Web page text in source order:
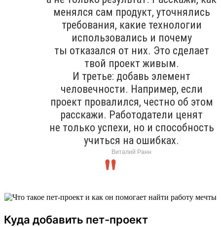
менялся сам продукт, уточнялись
требования, какие технологии
использовались и почему
ты отказался от них. Это сделает
твой проект живым.
И третье: добавь элемент
человечности. Например, если
проект провалился, честно об этом
расскажи. Работодатели ценят
не только успехи, но и способность
учиться на ошибках.
Виталий Ранн
Куда добавить пет-проект